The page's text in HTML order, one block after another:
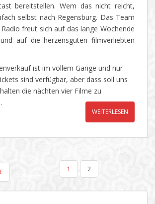
bereitstellen. Wem das nicht reicht,
selbst nach Regensburg. Das Team
freut sich auf das lange Wochende
auf die herzensguten filmverliebten
ist im vollem Gange und nur
sind verfügbar, aber dass soll uns
die nächten vier Filme zu
WEITERLESEN
1 2